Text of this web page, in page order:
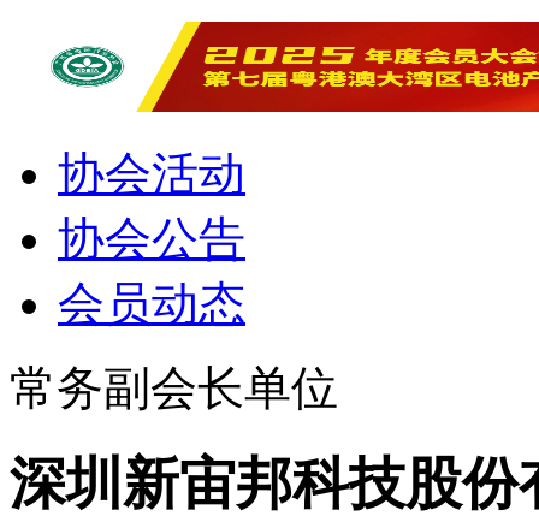
协会活动
协会公告
会员动态
常务副会长单位
深圳新宙邦科技股份